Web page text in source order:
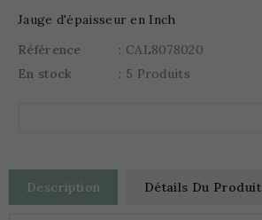
Jauge d'épaisseur en Inch
Référence
: CAL8078020
En stock
: 5 Produits
Description Détails Du Produit